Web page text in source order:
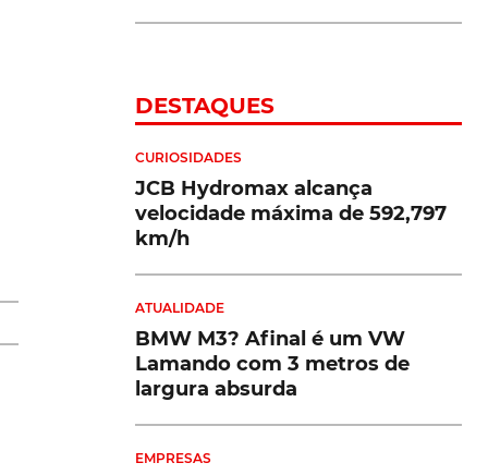
DESTAQUES
CURIOSIDADES
JCB Hydromax alcança
velocidade máxima de 592,797
km/h
ATUALIDADE
BMW M3? Afinal é um VW
Lamando com 3 metros de
largura absurda
EMPRESAS